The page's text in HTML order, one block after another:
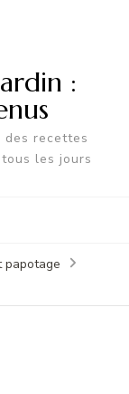
:
des recettes
les jours